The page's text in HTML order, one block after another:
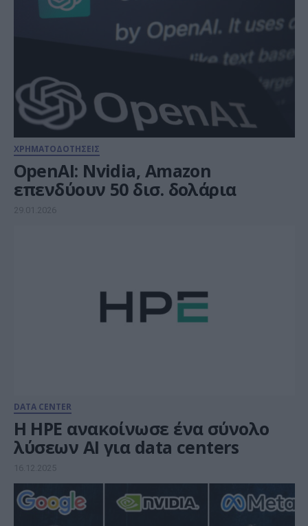
ΧΡΗΜΑΤΟΔΟΤΗΣΕΙΣ
OpenAI: Nvidia, Amazon
επενδύουν 50 δισ. δολάρια
29.01.2026
DATA CENTER
Η HPE ανακοίνωσε ένα σύνολο
λύσεων ΑΙ για data centers
16.12.2025